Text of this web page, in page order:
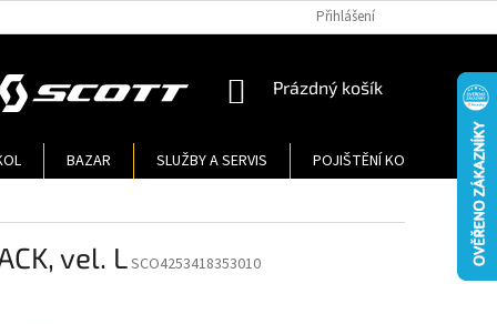
Přihlášení
NÁKUPNÍ
Prázdný košík
BAZAR SLUŽBY A SERVIS POJIŠTĚNÍ KOL
vel. LSCO4253418353010